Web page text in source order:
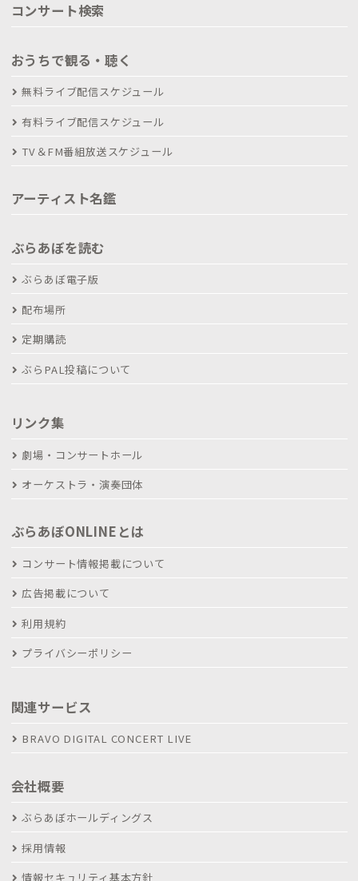
コンサート検索
おうちで観る・聴く
無料ライブ配信スケジュール
有料ライブ配信スケジュール
TV＆FM番組放送スケジュール
アーティスト名鑑
ぶらあぼを読む
ぶらあぼ電子版
配布場所
定期購読
ぶらPAL投稿について
リンク集
劇場・コンサートホール
オーケストラ・演奏団体
ぶらあぼONLINEとは
コンサート情報掲載について
広告掲載について
利用規約
プライバシーポリシー
関連サービス
BRAVO DIGITAL CONCERT LIVE
会社概要
ぶらあぼホールディングス
採用情報
情報セキュリティ基本方針